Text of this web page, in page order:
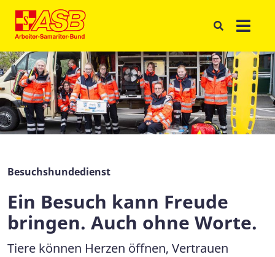
Besuchshundedienst
Ein Besuch kann Freude
bringen. Auch ohne Worte.
Tiere können Herzen öffnen, Vertrauen